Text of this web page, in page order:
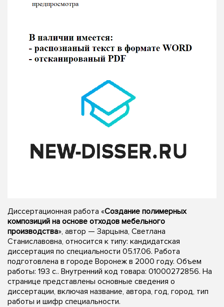
Диссертационная работа «Создание полимерных
композиций на основе отходов мебельного
производства», автор — Зарцына, Светлана
Станиславовна, относится к типу: кандидатская
диссертация по специальности 05.17.06. Работа
подготовлена в городе Воронеж в 2000 году. Объем
работы: 193 с.. Внутренний код товара: 01000272856. На
странице представлены основные сведения о
диссертации, включая название, автора, год, город, тип
работы и шифр специальности.